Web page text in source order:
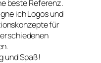
beste Referenz.
ich Logos und
für
und Spaß!